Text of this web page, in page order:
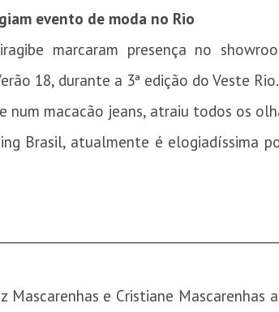
evento de moda no Rio
marcaram presença no
18, durante a 3ª edição do Veste Rio.
num macacão jeans, atraiu todos os
Brasil, atualmente é elogiadíssima
Mascarenhas e Cristiane Mascarenhas